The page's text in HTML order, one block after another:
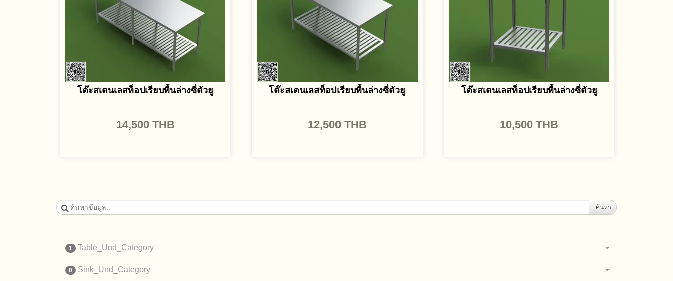
โต๊ะสเตนเลสท็อปเรียบพื้นล่างซี่ตัวยู
14,500 THB
โต๊ะสเตนเลสท็อปเรียบพื้นล่างซี่ตัวยู
12,500 THB
โต๊ะสเตนเลสท็อปเรียบพื้นล่างซี่ตัวยู
10,500 THB
ค้นหา
1 Table_Und_Category
0 Sink_Und_Category